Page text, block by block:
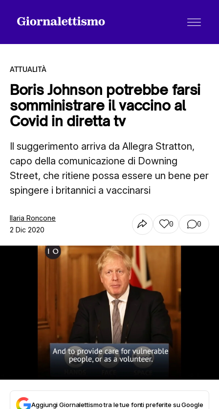
Tutti gli articoli
Chi siamo
Contatti
ATTUALITÀ
Boris Johnson potrebbe farsi
somministrare il vaccino al
Covid in diretta tv
Il suggerimento arriva da Allegra Stratton,
capo della comunicazione di Downing
Street, che ritiene possa essere un bene per
spingere i britannici a vaccinarsi
Ilaria Roncone
2 Dic 2020
0 0
Aggiungi Giornalettismo tra le tue fonti preferite su Google